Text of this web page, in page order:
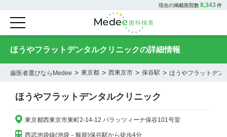
現在の掲載医院数8,343件
ほうやフラットデンタルクリニックの詳細情報
歯医者選びならMedee > 東京都 > 西東京市 > 保谷駅 > ほうやフラットデン
ほうやフラットデンタルクリニック
東京都西東京市東町2-14-12 パラッツィーナ保谷101号室
西武池袋線(池袋－飯能)保谷駅から徒歩4分